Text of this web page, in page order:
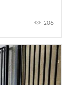
206